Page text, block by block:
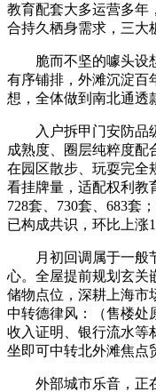
教育配套大多运营多年
合持久栖身需求，三大
脆而不坚的噱头设想
有序铺排，外滩沉淀百
想，全体做到南北通透
入户拆甲门安防品级
成熟度、圈层纯粹度配
在园区散步、玩耍完全
看挂牌量，适配权利教
728套、730套、683套
已构成共识，环比上涨
月初回调属于一般节
心。全屋提前规划玄关
储物点位，深耕上海市
中转德律风：（售楼处
收入证明、银行流水等
坐即可中转北外滩焦点
外部城市乐音，正在